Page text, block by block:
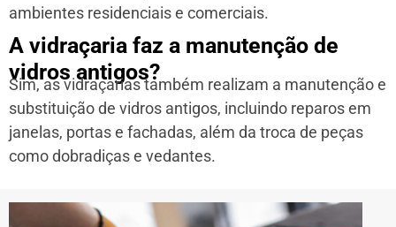
ambientes residenciais e comerciais.
A vidraçaria faz a manutenção de
vidros antigos?
Sim, as vidraçarias também realizam a manutenção e
substituição de vidros antigos, incluindo reparos em
janelas, portas e fachadas, além da troca de peças
como dobradiças e vedantes.